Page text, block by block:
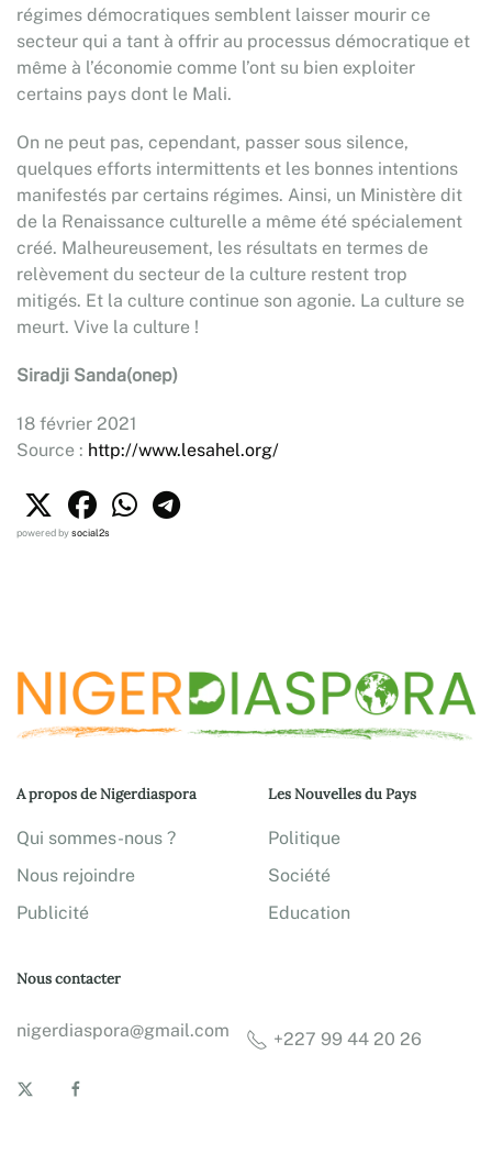
régimes démocratiques semblent laisser mourir ce
secteur qui a tant à offrir au processus démocratique et
même à l’économie comme l’ont su bien exploiter
certains pays dont le Mali.
On ne peut pas, cependant, passer sous silence,
quelques efforts intermittents et les bonnes intentions
manifestés par certains régimes. Ainsi, un Ministère dit
de la Renaissance culturelle a même été spécialement
créé. Malheureusement, les résultats en termes de
relèvement du secteur de la culture restent trop
mitigés. Et la culture continue son agonie. La culture se
meurt. Vive la culture !
Siradji Sanda(onep)
18 février 2021
Source : http://www.lesahel.org/
powered bysocial2s
A propos de Nigerdiaspora
Qui sommes-nous ?
Nous rejoindre
Publicité
Les Nouvelles du Pays
Politique
Société
Education
Nous contacter
nigerdiaspora@gmail.com +227 99 44 20 26